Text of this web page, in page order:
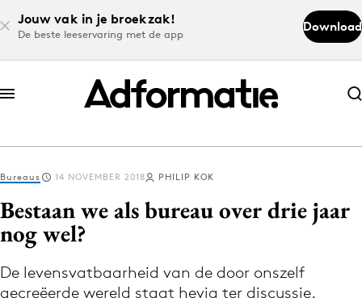
Jouw vak in je broekzak!
De beste leeservaring met de app
Download
Abonneer nu
Abonneer nu
Log in
Volg het laatste nieuws via de Adformatie
Bureaus 14 NOVEMBER 2018 PHILIP KOK
Bestaan we als bureau over drie jaar
nog wel?
De levensvatbaarheid van de door onszelf
gecreëerde wereld staat hevig ter discussie.